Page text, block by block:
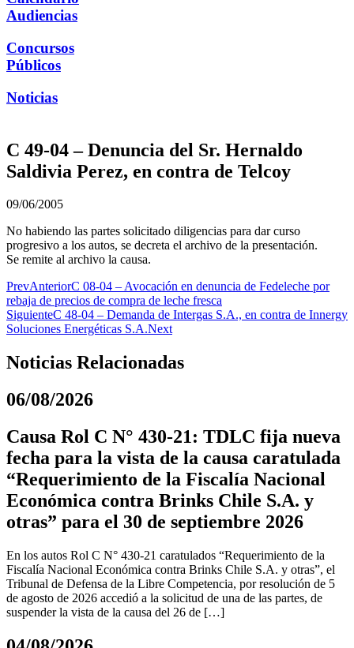
Audiencias
Concursos
Públicos
Noticias
C 49-04 – Denuncia del Sr. Hernaldo
Saldivia Perez, en contra de Telcoy
09/06/2005
No habiendo las partes solicitado diligencias para dar curso
progresivo a los autos, se decreta el archivo de la presentación.
Se remite al archivo la causa.
PrevAnteriorC 08-04 – Avocación en denuncia de Fedeleche por
rebaja de precios de compra de leche fresca
SiguienteC 48-04 – Demanda de Intergas S.A., en contra de Innergy
Soluciones Energéticas S.A.Next
Noticias Relacionadas
06/08/2026
Causa Rol C N° 430-21: TDLC fija nueva
fecha para la vista de la causa caratulada
“Requerimiento de la Fiscalía Nacional
Económica contra Brinks Chile S.A. y
otras” para el 30 de septiembre 2026
En los autos Rol C N° 430-21 caratulados “Requerimiento de la
Fiscalía Nacional Económica contra Brinks Chile S.A. y otras”, el
Tribunal de Defensa de la Libre Competencia, por resolución de 5
de agosto de 2026 accedió a la solicitud de una de las partes, de
suspender la vista de la causa del 26 de […]